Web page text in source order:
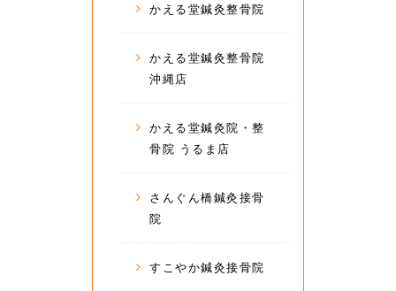
かえる堂鍼灸整骨院
かえる堂鍼灸整骨院
沖縄店
かえる堂鍼灸院・整
骨院 うるま店
さんぐん橋鍼灸接骨
院
すこやか鍼灸接骨院